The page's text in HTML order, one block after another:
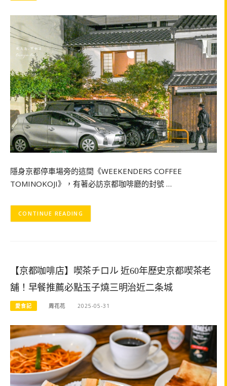
隱身京都停車場旁的這間《WEEKENDERS COFFEE
TOMINOKOJI》，有著必訪京都咖啡廳的封號 …
CONTINUE READING
【京都咖啡店】喫茶チロル 近60年歷史京都喫茶老
舖！早餐推薦必點玉子燒三明治近二条城
愛食記 周花花 2025-05-31